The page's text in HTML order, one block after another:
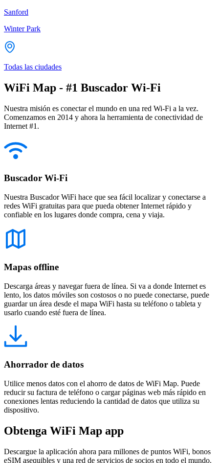
Sanford
Winter Park
Todas las ciudades
WiFi Map - #1 Buscador Wi-Fi
Nuestra misión es conectar el mundo en una red Wi-Fi a la vez.
Comenzamos en 2014 y ahora la herramienta de conectividad de
Internet #1.
Buscador Wi-Fi
Nuestra Buscador WiFi hace que sea fácil localizar y conectarse a
redes WiFi gratuitas para que pueda obtener Internet rápido y
confiable en los lugares donde compra, cena y viaja.
Mapas offline
Descarga áreas y navegar fuera de línea. Si va a donde Internet es
lento, los datos móviles son costosos o no puede conectarse, puede
guardar un área desde el mapa WiFi hasta su teléfono o tableta y
usarlo cuando esté fuera de línea.
Ahorrador de datos
Utilice menos datos con el ahorro de datos de WiFi Map. Puede
reducir su factura de teléfono o cargar páginas web más rápido en
conexiones lentas reduciendo la cantidad de datos que utiliza su
dispositivo.
Obtenga WiFi Map app
Descargue la aplicación ahora para millones de puntos WiFi, bonos
eSIM asequibles y una red de servicios de socios en todo el mundo.